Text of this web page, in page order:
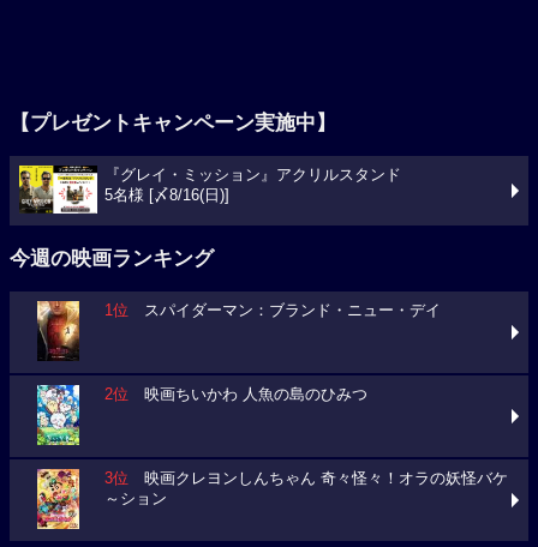
【プレゼントキャンペーン実施中】
『グレイ・ミッション』アクリルスタンド
5名様 [〆8/16(日)]
今週の映画ランキング
1位 スパイダーマン：ブランド・ニュー・デイ
2位 映画ちいかわ 人魚の島のひみつ
3位 映画クレヨンしんちゃん 奇々怪々！オラの妖怪バケ
～ション